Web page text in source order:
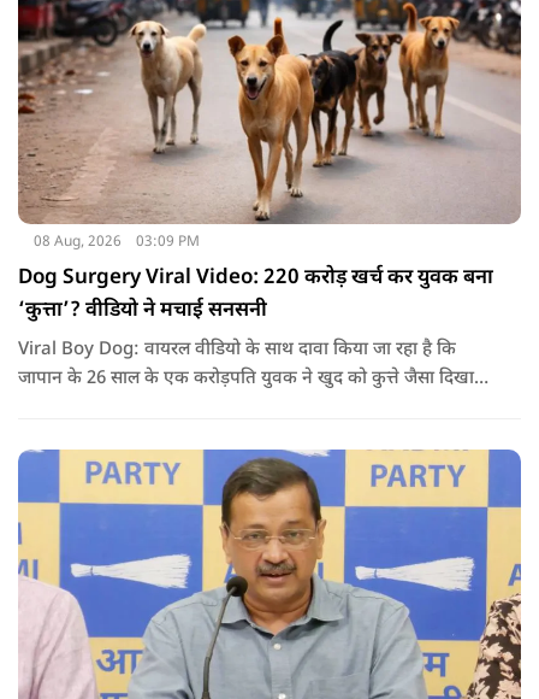
08 Aug, 2026 03:09 PM
Dog Surgery Viral Video: 220 करोड़ खर्च कर युवक बना
‘कुत्ता’? वीडियो ने मचाई सनसनी
Viral Boy Dog: वायरल वीडियो के साथ दावा किया जा रहा है कि
जापान के 26 साल के एक करोड़पति युवक ने खुद को कुत्ते जैसा दिखाने
करवाईं और अब वह कुत्ते की तरह दिखने, चलने और रहने की कोशिश
करता है.